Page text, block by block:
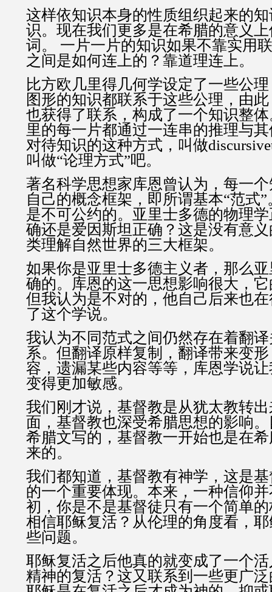
这样依知识本身的性质组织起来的
识。现在我们更多是在希腊的意义上
词。 一片一片的知识如果不靠实用
之间是如何连上的？靠道理连上。
比方欧几里得几何学设定了一些公
图形的知识都联系于这些公理，由
也获得了联系，构成了一个知识整
里的每一片都通过一连串的推理与
对待知识的这种方式，叫做
叫做“论理方式”吧。
著名科学思想家库恩曾认为，每一
自己的概念框架，即所谓基本“范式
是不可公约的。亚里士多德的物理
确还是爱因斯坦正确？这是没有意
类理解自然世界的三大框架。
如果你是亚里士多德主义者，那么
确的。库恩的这一思想影响很大，
但我认为是不对的，他自己后来也
了这个学说。
我认为不同范式之间仍然存在着翻
系。但翻译原样复制，翻译带来变
容，遗漏某些内容等等，库恩学说
变得更加敏感。
我们刚才说，基督教是从犹太教转
面，基督教也深受希腊思想的影响
希腊文写的，基督教一开始也是在
来的。
我们都知道，基督教有神学，这是
的一个重要体现。本来，一种信仰
初，你是不是基督徒只有一个简单
相信耶稣复活？从伦理的角度看，
些问题。
耶稣复活之后他真的就变成了一个
精神的复活？这又联系到一些更广